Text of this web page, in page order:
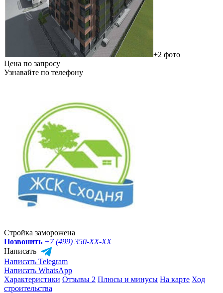
+2 фото
Цена по запросу
Узнавайте по телефону
Стройка заморожена
Позвонить +7 (499) 350-XX-XX
Написать
Написать Telegram
Написать WhatsApp
Характеристики Отзывы 2 Плюсы и минусы На карте Ход
строительства